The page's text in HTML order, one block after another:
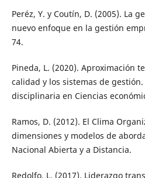
Peréz, Y. y Coutín, D. (2005). La
nuevo enfoque en la gestión
74.
Pineda, L. (2020). Aproximación
calidad y los sistemas de gestión.
disciplinaria en Ciencias
Ramos, D. (2012). El Clima
dimensiones y modelos de
Nacional Abierta y a Distancia.
Redolfo, L. (2017). Liderazgo